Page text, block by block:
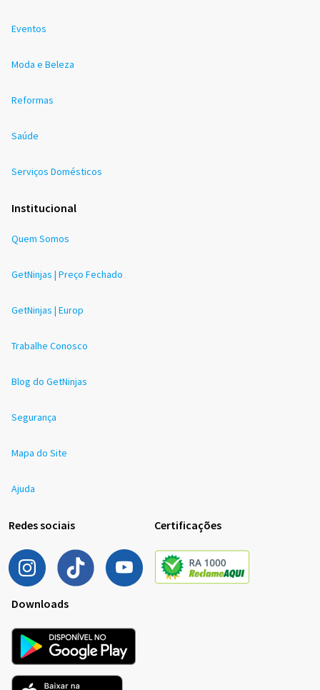
Eventos
Moda e Beleza
Reformas
Saúde
Serviços Domésticos
Institucional
Quem Somos
GetNinjas | Preço Fechado
GetNinjas | Europ
Trabalhe Conosco
Blog do GetNinjas
Segurança
Mapa do Site
Ajuda
Redes sociais Certificações
Downloads